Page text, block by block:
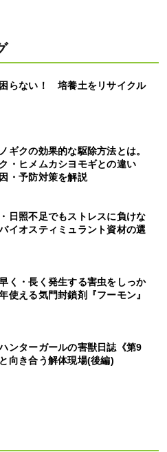
らない！ 培養土をリサイクル
ギクの効果的な駆除方法とは。
・ヒメムカシヨモギとの違い
・予防対策を解説
日照不足でもストレスに負けな
イオスティミュラント資材の選
く・長く発生する害虫をしっか
使える気門封鎖剤『フーモン』
ハンターガールの害獣日誌《第9
向き合う解体現場(後編)